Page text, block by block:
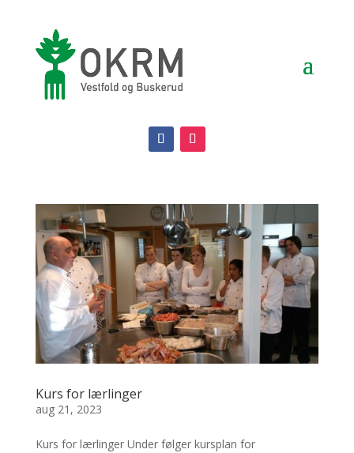
Kurs for lærlinger
aug 21, 2023
Kurs for lærlinger Under følger kursplan for